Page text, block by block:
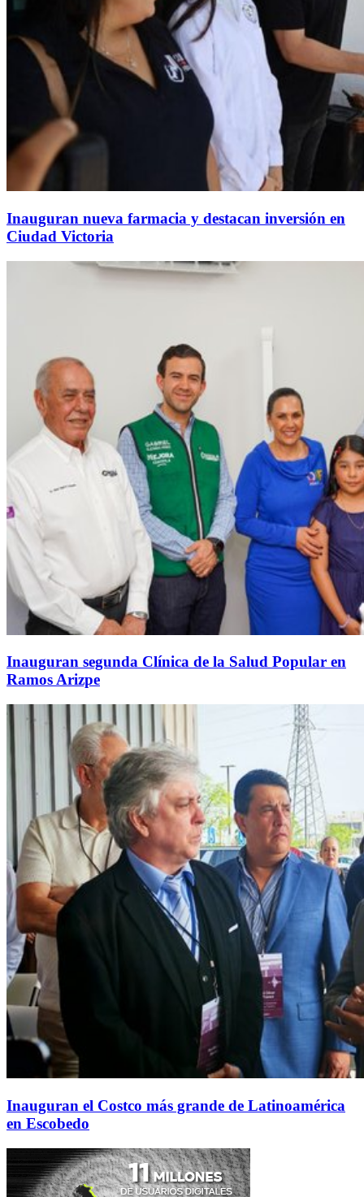
Inauguran nueva farmacia y destacan inversión en
Ciudad Victoria
Inauguran segunda Clínica de la Salud Popular en
Ramos Arizpe
Inauguran el Costco más grande de Latinoamérica
en Escobedo